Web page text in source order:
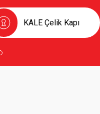
KALE Çelik Kapı